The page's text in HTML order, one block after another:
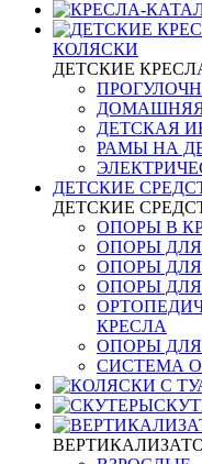
КОЛЯСКИ
ДЕТСКИЕ
ДОМАШНЯЯ
ДЕТСКАЯ
РАМЫ НА
ДЕТСКИЕ
ДЕТСКИЕ
ОПОРЫ В
ОПОРЫ
ОПОРЫ
ОПОРЫ
КРЕСЛА
ОПОРЫ
СИСТЕМА